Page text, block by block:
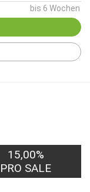
bis 6 Wochen
15,00%
PRO SALE